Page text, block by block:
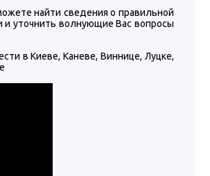
найти сведения о правильной
и уточнить волнующие Вас вопросы
в Киеве, Каневе, Виннице, Луцке,